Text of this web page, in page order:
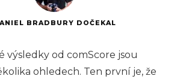
BRADBURY DOČEKAL
výsledky od comScore jsou
ohledech. Ten první je, že